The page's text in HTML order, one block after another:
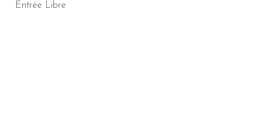
Entrée Libre